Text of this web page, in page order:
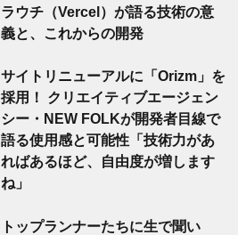
ラウチ（Vercel）が語る技術の意
義と、これからの開発
サイトリニューアルに「Orizm」を
採用！ クリエイティブエージェン
シー・NEW FOLKが開発者目線で
語る使用感と可能性「技術力があ
ればあるほど、自由度が増します
ね」
トップランナーたちに生で聞い